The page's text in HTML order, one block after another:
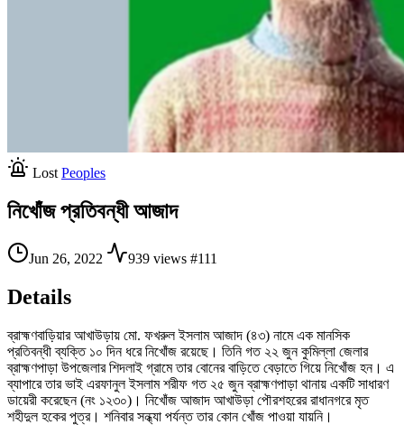
Lost Peoples
নিখোঁজ প্রতিবন্ধী আজাদ
Jun 26, 2022 939 views #111
Details
ব্রাহ্মণবাড়িয়ার আখাউড়ায় মো. ফখরুল ইসলাম আজাদ (৪৩) নামে এক মানসিক
প্রতিবন্ধী ব্যক্তি ১০ দিন ধরে নিখোঁজ রয়েছে। তিনি গত ২২ জুন কুমিল্লা জেলার
ব্রাহ্মণপাড়া উপজেলার শিদলাই গ্রামে তার বোনের বাড়িতে বেড়াতে গিয়ে নিখোঁজ হন। এ
ব্যাপারে তার ভাই এরফানুল ইসলাম শরীফ গত ২৫ জুন ব্রাহ্মণপাড়া থানায় একটি সাধারণ
ডায়েরী করেছেন (নং ১২৩০)। নিখোঁজ আজাদ আখাউড়া পৌরশহরের রাধানগরে মৃত
শহীদুল হকের পুত্র। শনিবার সন্ধ্যা পর্যন্ত তার কোন খোঁজ পাওয়া যায়নি।